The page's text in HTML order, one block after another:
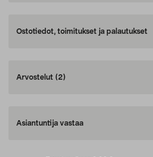
Ostotiedot, toimitukset ja palautukset
Arvostelut (2)
Asiantuntija vastaa